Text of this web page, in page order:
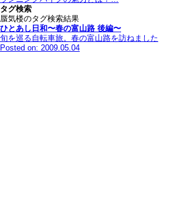
タグ検索
蜃気楼のタグ検索結果
ひとあし日和〜春の富山路 後編〜
旬を巡る自転車旅。春の富山路を訪ねました
Posted on: 2009.05.04